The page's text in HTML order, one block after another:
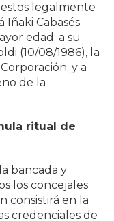
legalmente
Iñaki Cabasés
edad; a su
(10/08/1986), la
y a
de la
ritual de
bancada y
los concejales
consistirá en la
credenciales de